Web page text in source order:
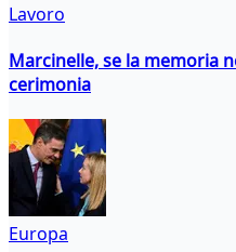
Lavoro
Marcinelle, se la memoria
cerimonia
Europa